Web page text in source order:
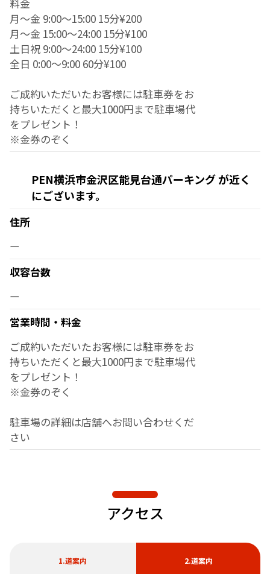
料金
月～金 9:00～15:00 15分¥200
月～金 15:00～24:00 15分¥100
土日祝 9:00～24:00 15分¥100
全日 0:00～9:00 60分¥100
ご成約いただいたお客様には駐車券をお
持ちいただくと最大1000円まで駐車場代
をプレゼント！
※金券のぞく
PEN横浜市金沢区能見台通パーキング が近く
にございます。
住所
ー
収容台数
ー
営業時間・料金
ご成約いただいたお客様には駐車券をお
持ちいただくと最大1000円まで駐車場代
をプレゼント！
※金券のぞく
駐車場の詳細は店舗へお問い合わせくだ
さい
アクセス
1.道案内 2.道案内